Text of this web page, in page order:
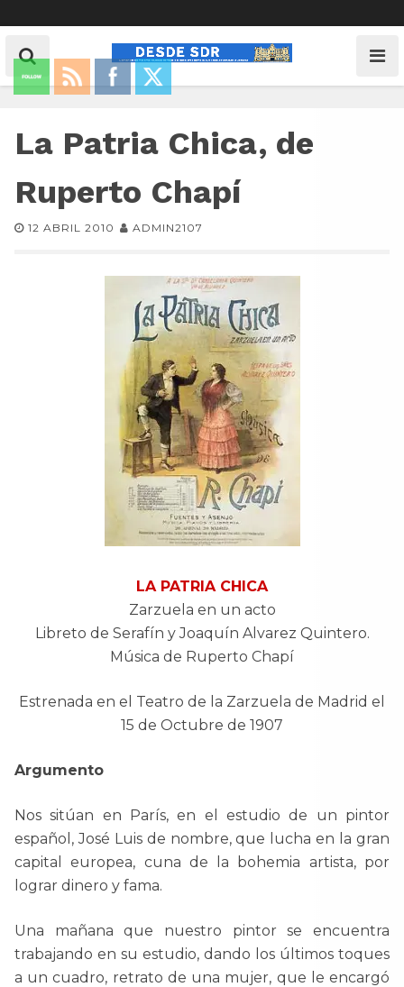
La Patria Chica, de
Ruperto Chapí
12 ABRIL 2010 ADMIN2107
LA PATRIA CHICA
Zarzuela en un acto
Libreto de Serafín y Joaquín Alvarez Quintero.
Música de Ruperto Chapí
Estrenada en el Teatro de la Zarzuela de Madrid el
15 de Octubre de 1907
Argumento
Nos sitúan en París, en el estudio de un pintor
español, José Luis de nombre, que lucha en la gran
capital europea, cuna de la bohemia artista, por
lograr dinero y fama.
Una mañana que nuestro pintor se encuentra
trabajando en su estudio, dando los últimos toques
a un cuadro, retrato de una mujer, que le encargó